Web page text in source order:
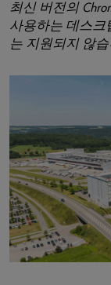
최신 버전의
사용하는 데스크
는 지원되지 않습